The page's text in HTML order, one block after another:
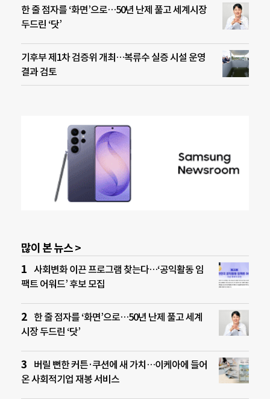
한 줄 점자를 ‘화면’으로…50년 난제 풀고 세계시장
두드린 ‘닷’
기후부 제1차 검증위 개최…복류수 실증 시설 운영
결과 검토
많이 본 뉴스 >
사회변화 이끈 프로그램 찾는다…‘공익활동 임
팩트 어워드’ 후보 모집
한 줄 점자를 ‘화면’으로…50년 난제 풀고 세계
시장 두드린 ‘닷’
버릴 뻔한 커튼·쿠션에 새 가치…이케아에 들어
온 사회적기업 재봉 서비스